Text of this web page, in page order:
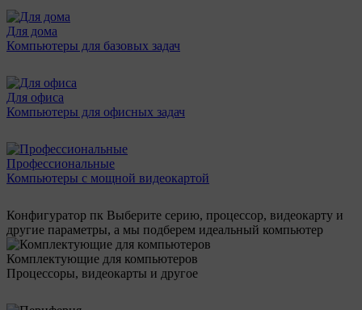
Для дома
Компьютеры для базовых задач
Для офиса
Компьютеры для офисных задач
Профессиональные
Компьютеры с мощной видеокартой
Конфигуратор пк Выберите серию, процессор, видеокарту и
другие параметры, а мы подберем идеальный компьютер
Комплектующие для компьютеров
Процессоры, видеокарты и другое